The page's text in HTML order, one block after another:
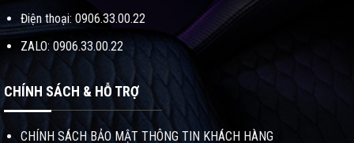
Điện thoại: 0906.33.00.22
ZALO: 0906.33.00.22
CHÍNH SÁCH & HỖ TRỢ
CHÍNH SÁCH BẢO MẬT THÔNG TIN KHÁCH HÀNG